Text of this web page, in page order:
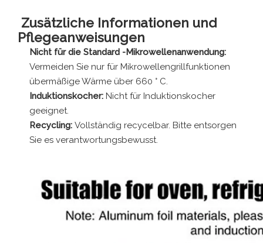
Zusätzliche Informationen und
Pflegeanweisungen
Nicht für die Standard -Mikrowellenanwendung:
Vermeiden Sie nur für Mikrowellengrillfunktionen
übermäßige Wärme über 660 ° C.
Induktionskocher: Nicht für Induktionskocher
geeignet.
Recycling: Vollständig recycelbar. Bitte entsorgen
Sie es verantwortungsbewusst.